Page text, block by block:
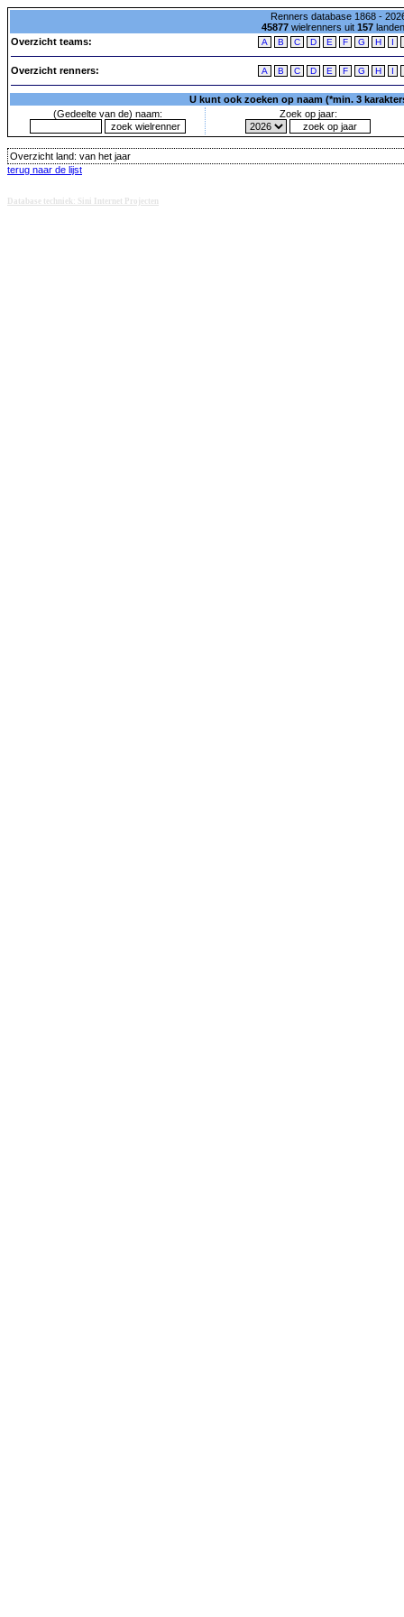
Renners database 1868 -
45877wielrenners uit 157
Overzicht teams:
A B C D E F G H I
Overzicht renners: A B C D E F G H I
U kunt ook zoeken op naam (*min. 3
(Gedeelte van de) naam:
Zoek op jaar:
Overzicht land: van het jaar
terug naar de lijst
Database techniek: Sini Internet Projecten